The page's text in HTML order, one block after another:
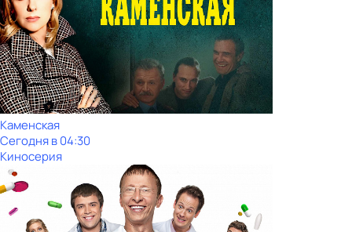
Каменская
Сегодня в 04:30
Киносерия